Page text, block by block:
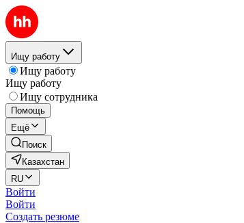
Ищу работу
Ищу работу
Ищу работу
Ищу сотрудника
Помощь
Ещё
Поиск
Казахстан
RU
Войти
Войти
Создать резюме